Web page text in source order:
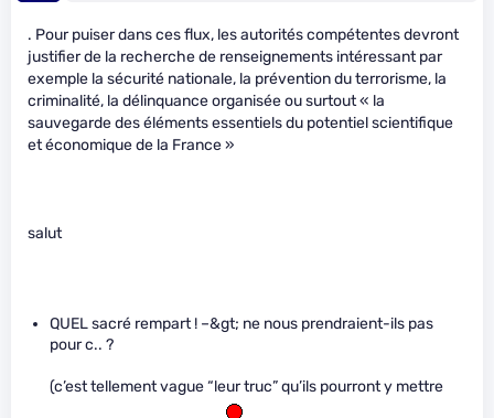
. Pour puiser dans ces flux, les autorités compétentes devront
justifier de la recherche de renseignements intéressant par
exemple la sécurité nationale, la prévention du terrorisme, la
criminalité, la délinquance organisée ou surtout « la
sauvegarde des éléments essentiels du potentiel scientifique
et économique de la France »
salut
QUEL sacré rempart ! –&gt; ne nous prendraient-ils pas
pour c.. ?
(c’est tellement vague “leur truc” qu’ils pourront y mettre